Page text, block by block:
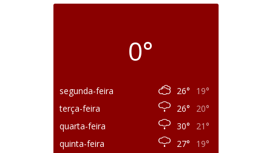
0°
segunda-feira 26°
19°
terça-feira
26°
20°
quarta-feira
30°
21°
quinta-feira
27° 19°